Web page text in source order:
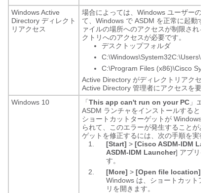
Windows Active
Directory ディレクト
リアクセス
場合によっては、Windows ユーザーの
て、Windows で ASDM を正常に起動する
ァイルの場所へのアクセスが制限されるこ
クトリへのアクセスが必要です。
デスクトップフォルダ
C:\Program Files (x86)\Cisco Systems
Active Directory がディレクトリアクセスを
Active Directory 管理者にアクセスを要求す
Windows 10
「 This app can't run on your PC 」エラー
ASDM ランチャをインストールすると、
ショートカットターゲットが Windows
られて、このエラーが発生することがあり
ゲットを修正するには、次の手順を実行し
[Start] > [Cisco ASDM-IDM
ASDM-IDM Launcher] アプリケー
す。
[More] > [Open file location]
Windows は、ショートカットアイ
リを開きます。